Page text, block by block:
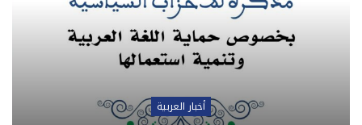
أخبار العربية